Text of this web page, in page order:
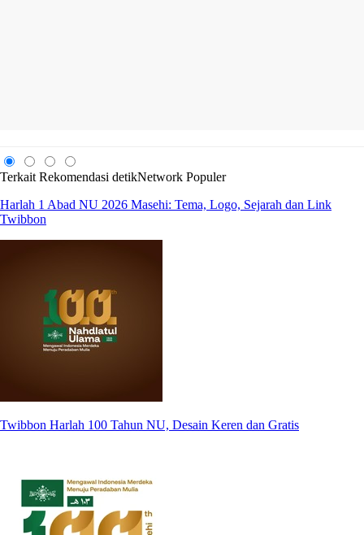
Terkait Rekomendasi detikNetwork Populer
Harlah 1 Abad NU 2026 Masehi: Tema, Logo, Sejarah dan Link
Twibbon
Twibbon Harlah 100 Tahun NU, Desain Keren dan Gratis